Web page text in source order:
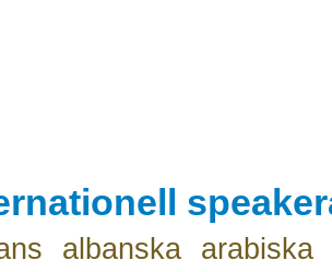
albanska
arabiska